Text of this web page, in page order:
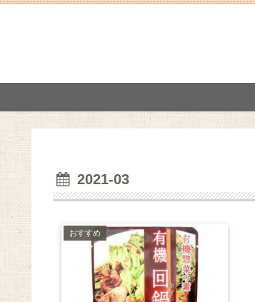
2021-03
おすすめ